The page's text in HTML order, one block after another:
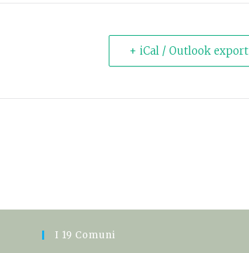
+ iCal / Outlook export
I 19 Comuni